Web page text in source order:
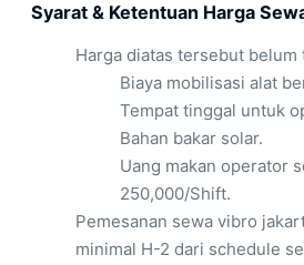
Syarat & Ketentuan Harga
Harga diatas tersebut belum
Biaya mobilisasi alat
Tempat tinggal untuk
Bahan bakar solar.
Uang makan operator
250,000/Shift.
Pemesanan sewa vibro
minimal H-2 dari schedule